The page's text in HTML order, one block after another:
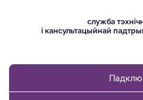
служба
і кансультацыйнай